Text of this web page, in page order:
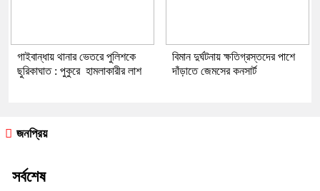
গাইবান্ধায় থানার ভেতরে পুলিশকে
ছুরিকাঘাত : পুকুরে হামলাকারীর লাশ
বিমান দুর্ঘটনায় ক্ষতিগ্রস্তদের পাশে
দাঁড়াতে জেমসের কনসার্ট
জনপ্রিয়
সর্বশেষ